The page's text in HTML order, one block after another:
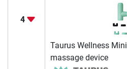
4
Taurus Wellness Mini
massage device